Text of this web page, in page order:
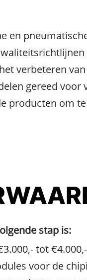
en
verbeteren
gereed
producten om
stap is:
tot
voor de